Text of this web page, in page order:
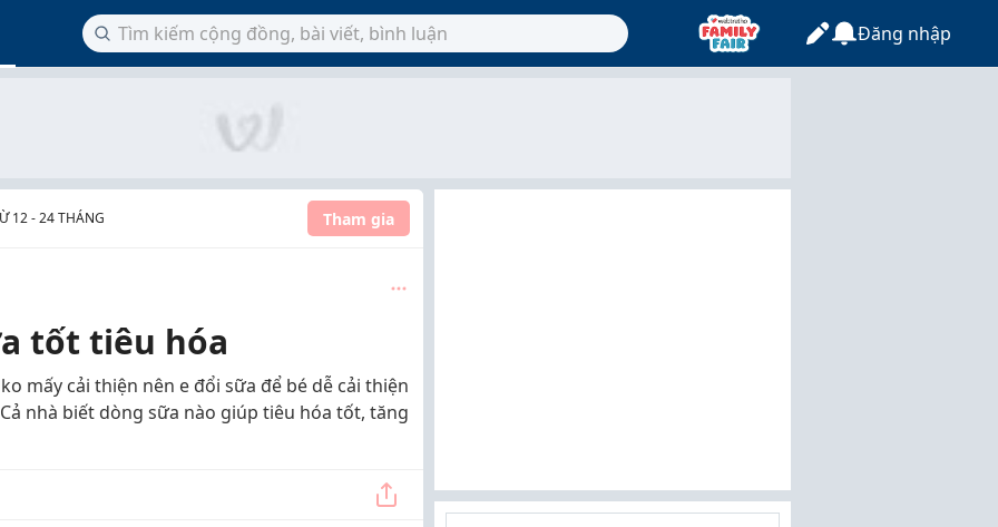
Đăng nhập
12 - 24 THÁNG Tham gia
tốt tiêu hóa
mấy cải thiện nên e đổi sữa để bé dễ cải thiện
nhà biết dòng sữa nào giúp tiêu hóa tốt, tăng